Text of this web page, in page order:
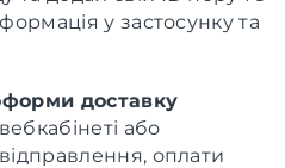
у застосунку та
доставку
або
оплати